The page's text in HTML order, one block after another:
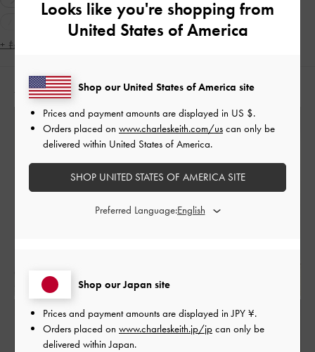
ポインテッドトゥ 軽量 ピンヒール
+ もっと見る
人気のコーディネート
Looks like you're shopping from
United States of America
Shop our Japan site
Prices and payment amounts are displayed inJPY ¥.
Orders placed on www.charleskeith.jp/jp can only be
delivered within Japan.
Shop our United States of America site
Prices and payment amounts are displayed in US $.
Orders placed on www.charleskeith.com/us can only be
delivered within United States of America.
SHOP UNITED STATES OF AMERICA SITE
Preferred Language: